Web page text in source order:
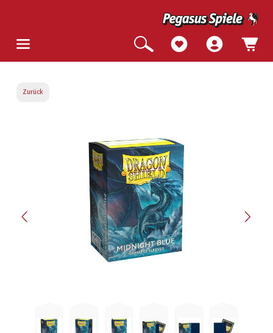
Zurück
Bildergalerie überspringen